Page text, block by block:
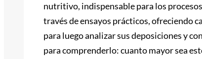
nutritivo, indispensable para los
través de ensayos prácticos, ofreciendo
para luego analizar sus deposiciones y
para comprenderlo: cuanto mayor sea